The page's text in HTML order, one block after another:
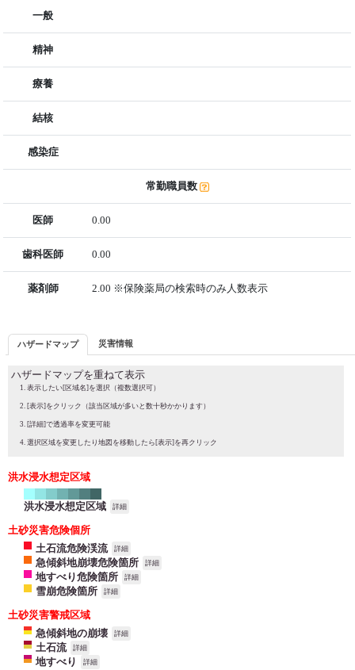
一般
精神
療養
結核
感染症
常勤職員数
医師 0.00
歯科医師 0.00
薬剤師 2.00 ※保険薬局の検索時のみ人数表示
ハザードマップ 災害情報
ハザードマップを重ねて表示
表示したい[区域名]を選択（複数選択可）
[表示]をクリック（該当区域が多いと数十秒かかります）
[詳細]で透過率を変更可能
選択区域を変更したり地図を移動したら[表示]を再クリック
洪水浸水想定区域
洪水浸水想定区域 詳細
土砂災害危険個所
土石流危険渓流
詳細
急傾斜地崩壊危険箇所 詳細
地すべり危険箇所 詳細
雪崩危険箇所 詳細
土砂災害警戒区域
急傾斜地の崩壊
詳細
土石流 詳細
地すべり 詳細